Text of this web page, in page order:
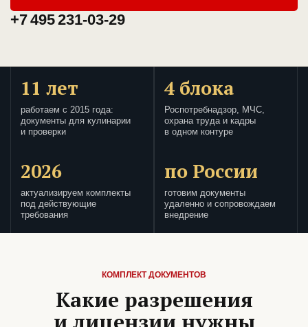
+7 495 231-03-29
11 лет
работаем с 2015 года:
документы для кулинарии
и проверки
4 блока
Роспотребнадзор, МЧС,
охрана труда и кадры
в одном контуре
2026
актуализируем комплекты
под действующие
требования
по России
готовим документы
удаленно и сопровождаем
внедрение
КОМПЛЕКТ ДОКУМЕНТОВ
Какие разрешения